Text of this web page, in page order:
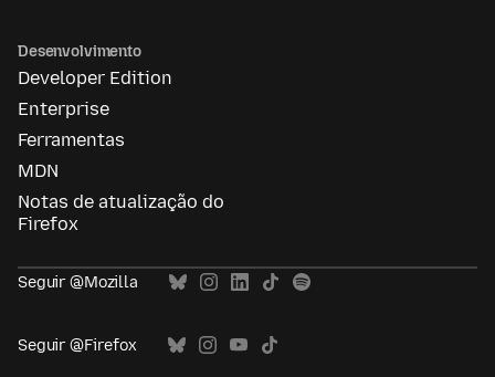
Desenvolvimento
Developer Edition
Enterprise
Ferramentas
MDN
Notas de atualização do
Firefox
Seguir @Mozilla
Seguir @Firefox